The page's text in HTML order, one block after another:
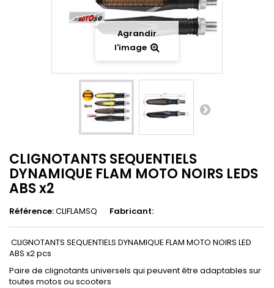
Agrandir
l'image
CLIGNOTANTS SEQUENTIELS
DYNAMIQUE FLAM MOTO NOIRS LEDS
ABS x2
Référence:CLIFLAMSQ Fabricant:
CLIGNOTANTS SEQUENTIELS DYNAMIQUE FLAM MOTO NOIRS LED
ABS x2 pcs
Paire de clignotants universels qui peuvent être adaptables sur
toutes motos ou scooters